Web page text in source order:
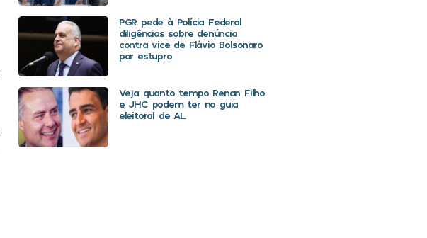
PGR pede à Polícia Federal
diligências sobre denúncia
contra vice de Flávio Bolsonaro
por estupro
Veja quanto tempo Renan Filho
e JHC podem ter no guia
eleitoral de AL